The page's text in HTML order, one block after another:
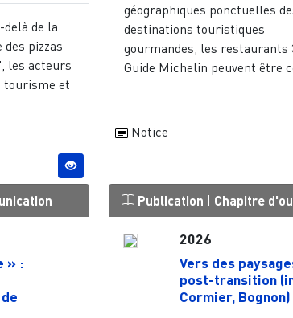
de la
pizzas
les acteurs
tourisme et
géographiques ponctuelles
destinations touristiques
gourmandes, les restaurants
Guide Michelin peuvent être
Notice
» :
Publication | Chapitre
2026
Vers des
post-transition
Cormier, Bognon)